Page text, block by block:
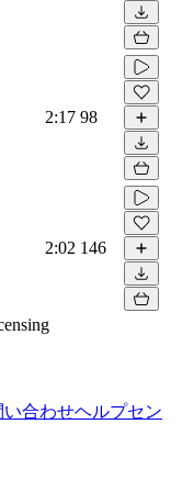
2:17 98
2:02 146
い合わせヘルプセン